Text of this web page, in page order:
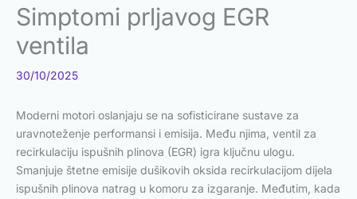
Simptomi prljavog EGR
ventila
30/10/2025
Moderni motori oslanjaju se na sofisticirane sustave za
uravnoteženje performansi i emisija. Među njima, ventil za
recirkulaciju ispušnih plinova (EGR) igra ključnu ulogu.
Smanjuje štetne emisije dušikovih oksida recirkulacijom dijela
ispušnih plinova natrag u komoru za izgaranje. Međutim, kada